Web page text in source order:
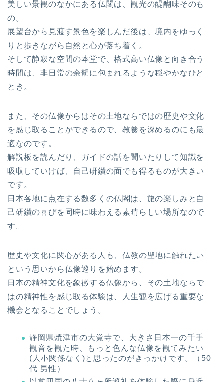
美しい景観のなかにある仏閣は、観光の醍醐味そのも
の。
展望台から見渡す景色を楽しんだ後は、境内をゆっく
りと歩きながら自然と心が落ち着く。
そして静寂な空間の本堂で、格式高い仏像と向き合う
時間は、非日常の余韻に包まれるような穏やかなひと
とき。
また、その仏像からはその土地ならではの歴史や文化
を感じ取ることができるので、教養を深めるのにも最
適なのです。
解説板を読んだり、ガイドの話を聞いたりして知識を
吸収していけば、自己研鑽の面でも得るものが大きい
です。
日本各地に点在する数多くの仏閣は、旅の楽しみと自
己研鑽の喜びを同時に味わえる素晴らしい場所なので
す。
歴史や文化に関心がある人も、仏教の聖地に触れたい
という思いから仏像巡りを始めます。
日本の精神文化を象徴する仏像から、その土地ならで
はの精神性を感じ取る体験は、人生観を広げる重要な
機会となることでしょう。
静岡県焼津市の大覚寺で、大きさ日本一の千手
観音を観た時、もっと色んな仏像を観てみたい
(大小関係なく)と思ったのがきっかけです。（50
代 男性）